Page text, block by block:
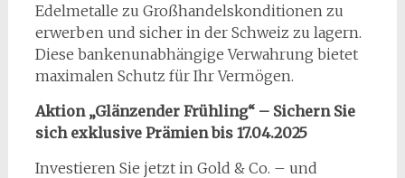
Edelmetalle zu Großhandelskonditionen zu
erwerben und sicher in der Schweiz zu lagern.
Diese bankenunabhängige Verwahrung bietet
maximalen Schutz für Ihr Vermögen.
Aktion „Glänzender Frühling“ – Sichern Sie
sich exklusive Prämien bis 17.04.2025
Investieren Sie jetzt in Gold & Co. – und